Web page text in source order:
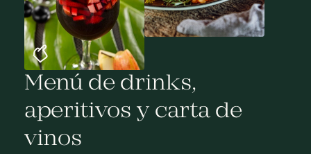
Menú de drinks,
aperitivos y carta de
vinos